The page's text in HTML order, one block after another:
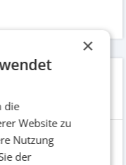
Rezepturen aus
×
die
Website zu
Nutzung
der